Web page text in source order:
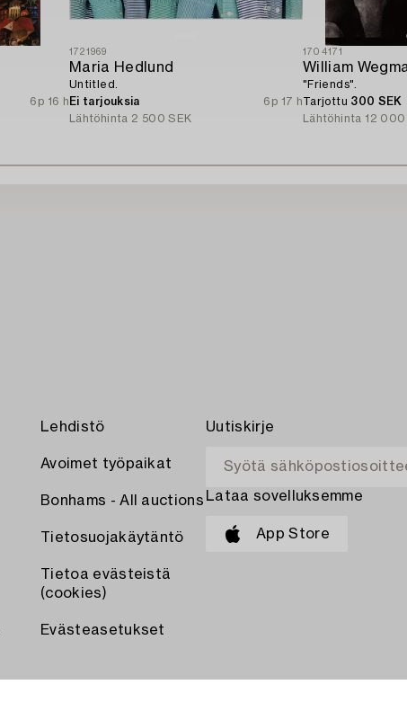
6p 16 h
1721969
Maria Hedlund
Untitled.
Ei tarjouksia
6p 17 h
Lähtöhinta 2 500 SEK
1704171
William
"Friends".
Tarjottu 300 SEK
Lähtöhinta 12 000
Lehdistö
Avoimet työpaikat
Bonhams - All auctions
Tietosuojakäytäntö
Tietoa evästeistä
(cookies)
Evästeasetukset
Uutiskirje
Lataa sovelluksemme
App Store